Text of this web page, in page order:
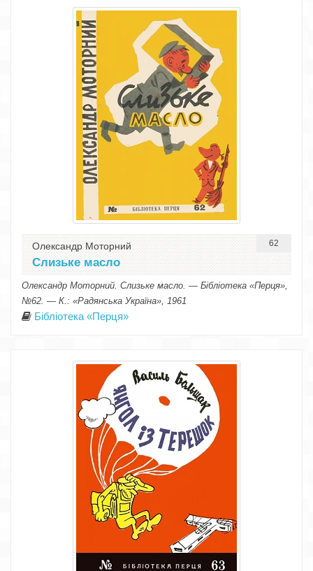
Олександр Моторний
Слизьке масло
62
Олександр Моторний. Слизьке масло. — Бібліотека «Перця»,
№62. — К.: «Радянська Україна», 1961
Бібліотека «Перця»